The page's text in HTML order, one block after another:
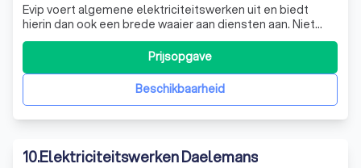
Evip voert algemene elektriciteitswerken uit en biedt
hierin dan ook een brede waaier aan diensten aan. Niet
alleen voor elektrische installaties, maar ook voor een
inbraakbeveiliging, brandbeveiliging, datasystemen,
gestructureerde bekabeling, laadpalen, depannages &
onderhoud, etc. kan je bij onsBeschikbaarheid
Prijsopgave
10.Elektriciteitswerken Daelemans